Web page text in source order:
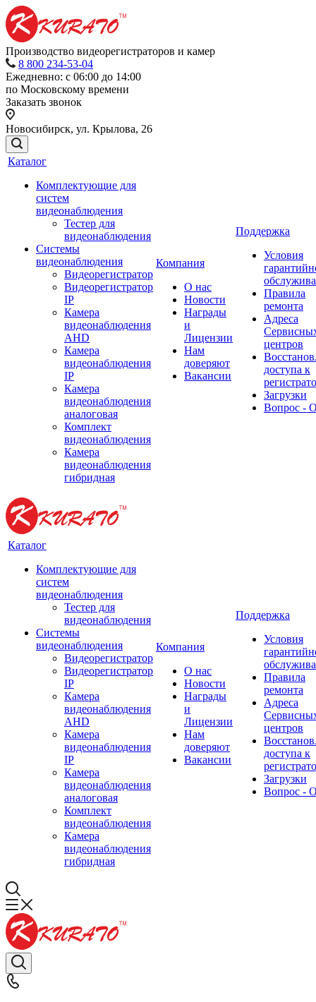
Производство видеорегистраторов и камер
8 800 234-53-04
Ежедневно: с 06:00 до 14:00
по Московскому времени
Заказать звонок
Новосибирск, ул. Крылова, 26
Каталог
Комплектующие для
систем
видеонаблюдения
Тестер для
видеонаблюдения
Системы
видеонаблюдения
Видеорегистратор
Видеорегистратор
IP
Камера
видеонаблюдения
AHD
Камера
видеонаблюдения
IP
Камера
видеонаблюдения
аналоговая
Комплект
видеонаблюдения
Камера
видеонаблюдения
гибридная
Компания
О нас
Новости
Награды
и
Лицензии
Нам
доверяют
Вакансии
Поддержка
Условия
Правила
ремонта
Адреса
центров
доступа к
Загрузки
Вопрос -
Каталог
Комплектующие для
систем
видеонаблюдения
Тестер для
видеонаблюдения
Системы
видеонаблюдения
Видеорегистратор
Видеорегистратор
IP
Камера
видеонаблюдения
AHD
Камера
видеонаблюдения
IP
Камера
видеонаблюдения
аналоговая
Комплект
видеонаблюдения
Камера
видеонаблюдения
гибридная
Компания
О нас
Новости
Награды
и
Лицензии
Нам
доверяют
Вакансии
Поддержка
Условия
Правила
ремонта
Адреса
центров
доступа к
Загрузки
Вопрос -